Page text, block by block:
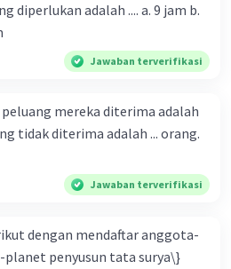
adalah .... a. 9 jam b.
Jawaban terverifikasi
mereka diterima adalah
tidak diterima adalah ... orang.
Jawaban terverifikasi
dengan mendaftar anggota-
penyusun tata surya\}